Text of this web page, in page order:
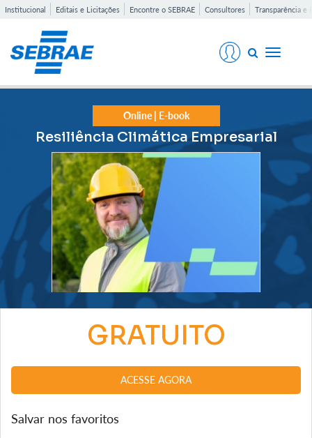
Institucional Editais e Licitações Encontre o SEBRAE Consultores Transparência e
Toggle
Online | E-book
Resiliência Climática Empresarial
GRATUITO
ACESSE AGORA
Salvar nos favoritos